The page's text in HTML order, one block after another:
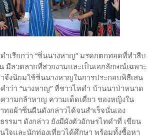
ำเรียกว่า “ซิ่นนางหาญ” มรดกตกทอดที่ทำสืบ
มีลวดลายที่สวยงามและเป็นเอกลักษณ์เฉพาะ
จึงนิยมใช้ซิ่นนางหาญในการประกอบพิธีเสน
ำว่า “นางหาญ” ที่ชาวไทดำ บ้านนาป่าหนาด
วามกล้าหาญ ความเด็ดเดี่ยว ของหญิงใน
อผ้าซิ่นผืนดังกล่าวได้จนสำเร็จนั่นเอง
รมฯ ดังกล่าว ยังมีผังตัวอักษรไทดำที่ เขียน
ใจและนักท่องเที่ยวได้ศึกษา พร้อมทั้งซื้อหา